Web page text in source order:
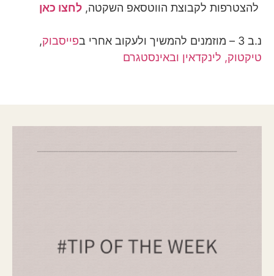
להצטרפות לקבוצת הווטסאפ השקטה, לחצו כאן
נ.ב 3 – מוזמנים להמשיך ולעקוב אחרי ב פייסבוק,
טיקטוק, לינקדאין ובאינסטגרם